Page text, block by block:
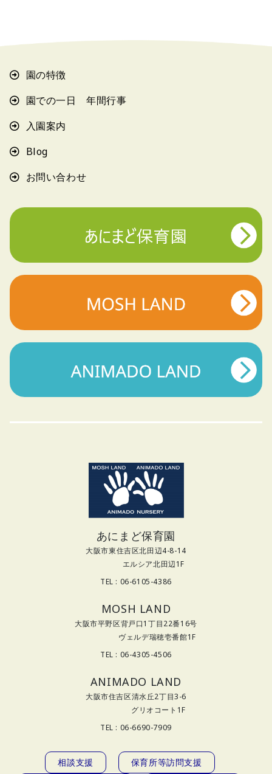
園の特徴
園での一日 年間行事
入園案内
Blog
お問い合わせ
あにまど保育園
大阪市東住吉区北田辺4-8-14
エルシア北田辺1F
TEL : 06-6105-4386
MOSH LAND
大阪市平野区背戸口1丁目22番16号
ヴェルデ瑞穂壱番館1F
TEL : 06-4305-4506
ANIMADO LAND
大阪市住吉区清水丘2丁目3-6
グリオコート1F
TEL : 06-6690-7909
相談支援 保育所等訪問支援